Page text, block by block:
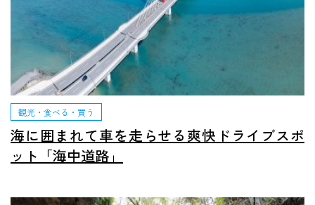
観光・食べる・買う
海に囲まれて車を走らせる爽快ドライブスポ
ット「海中道路」